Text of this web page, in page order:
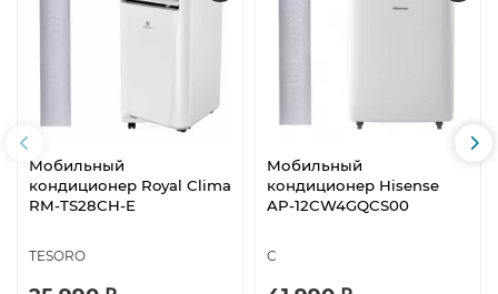
Мобильный
кондиционер Royal Clima
RM-TS28CH-E
TESORO
Мобильный
кондиционер Hisense
AP-12CW4GQCS00
С